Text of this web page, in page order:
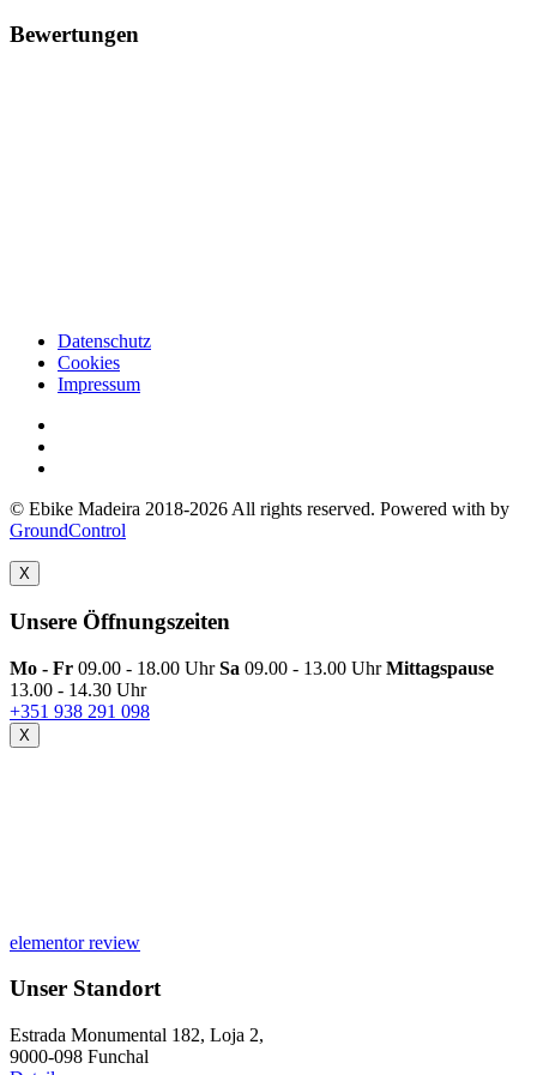
Bewertungen
Datenschutz
Cookies
Impressum
© Ebike Madeira 2018-2026 All rights reserved. Powered with by
GroundControl
X
Unsere Öffnungszeiten
Mo - Fr 09.00 - 18.00 Uhr Sa 09.00 - 13.00 Uhr Mittagspause
13.00 - 14.30 Uhr
+351 938 291 098
X
elementor review
Unser Standort
Estrada Monumental 182, Loja 2,
9000-098 Funchal